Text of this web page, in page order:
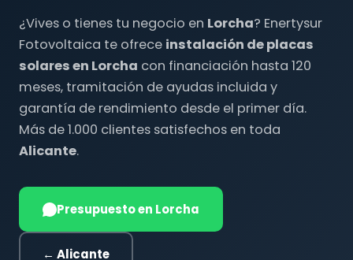
¿Vives o tienes tu negocio en Lorcha? Enertysur
Fotovoltaica te ofrece instalación de placas
solares en Lorcha con financiación hasta 120
meses, tramitación de ayudas incluida y
garantía de rendimiento desde el primer día.
Más de 1.000 clientes satisfechos en toda
Alicante.
Presupuesto en Lorcha
← Alicante